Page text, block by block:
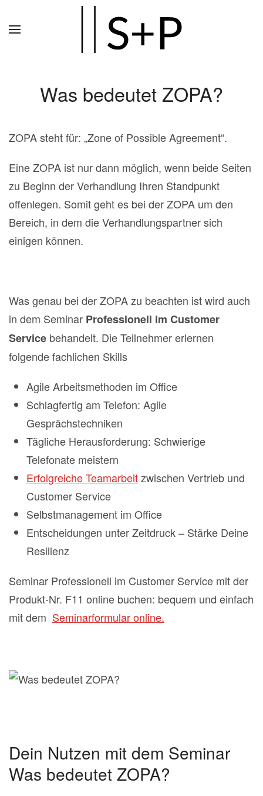
Was bedeutet ZOPA?
ZOPA steht für: „Zone of Possible Agreement“.
Eine ZOPA ist nur dann möglich, wenn beide Seiten
zu Beginn der Verhandlung Ihren Standpunkt
offenlegen. Somit geht es bei der ZOPA um den
Bereich, in dem die Verhandlungspartner sich
einigen können.
Was genau bei der ZOPA zu beachten ist wird auch
in dem Seminar Professionell im Customer
Service behandelt. Die Teilnehmer erlernen
folgende fachlichen Skills
Agile Arbeitsmethoden im Office
Schlagfertig am Telefon: Agile
Gesprächstechniken
Tägliche Herausforderung: Schwierige
Telefonate meistern
Erfolgreiche Teamarbeitzwischen Vertrieb und
Customer Service
Selbstmanagement im Office
Entscheidungen unter Zeitdruck – Stärke Deine
Resilienz
Seminar Professionell im Customer Service mit der
Produkt-Nr. F11 online buchen: bequem und einfach
mit dem Seminarformular online.
Dein Nutzen mit dem Seminar
Was bedeutet ZOPA?